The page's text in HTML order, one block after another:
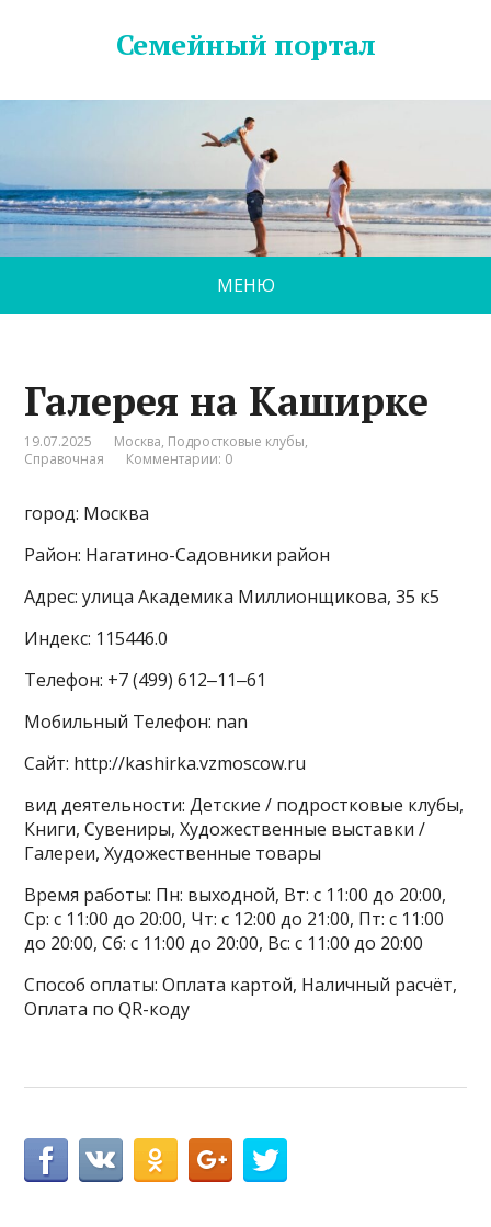
Семейный портал
МЕНЮ
Галерея на Каширке
19.07.2025 Москва, Подростковые клубы,
Справочная
Комментарии: 0
город: Москва
Район: Нагатино-Садовники район
Адрес: улица Академика Миллионщикова, 35 к5
Индекс: 115446.0
Телефон: +7 (499) 612‒11‒61
Мобильный Телефон: nan
Сайт: http://kashirka.vzmoscow.ru
вид деятельности: Детские / подростковые клубы,
Книги, Сувениры, Художественные выставки /
Галереи, Художественные товары
Время работы: Пн: выходной, Вт: с 11:00 до 20:00,
Ср: с 11:00 до 20:00, Чт: с 12:00 до 21:00, Пт: с 11:00
до 20:00, Сб: с 11:00 до 20:00, Вс: с 11:00 до 20:00
Способ оплаты: Оплата картой, Наличный расчёт,
Оплата по QR-коду